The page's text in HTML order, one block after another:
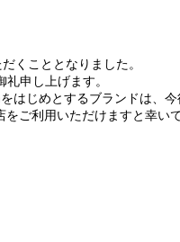
くこととなりました。
申し上げます。
じめとするブランドは、
ご利用いただけますと幸いで